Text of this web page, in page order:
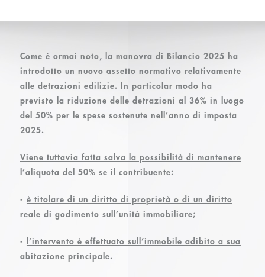
Come è ormai noto, la manovra di Bilancio 2025 ha
introdotto un nuovo assetto normativo relativamente
alle detrazioni edilizie. In particolar modo ha
previsto la riduzione delle detrazioni al 36% in luogo
del 50% per le spese sostenute nell’anno di imposta
2025.
Viene tuttavia fatta salva la possibilità di mantenere
l’aliquota del 50% se il contribuente:
- è titolare di un diritto di proprietà o di un diritto
reale di godimento sull’unità immobiliare;
- l’intervento è effettuato sull’immobile adibito a sua
abitazione principale.